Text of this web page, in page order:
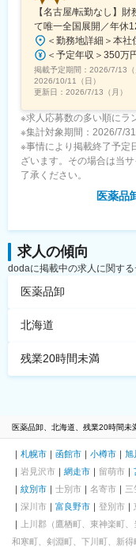
【名古屋/転勤なし】
て唯一全国展開／年休
掲載予定期間： 2026/7/13（
2026/10/11（日）
更新日： 2026/7/13（月）
※求人応募数の多い順にラ
※集計対象期間：2026/7/
※事情により掲載終了予定
ざいます。その場合は当
了承ください。
医薬品
求人の傾向
dodaに掲載中の求人に関す
医薬品卸
北海道
残業20時間未満
医薬品卸、北海道、残業20時間
札幌市 函館市 小樽市 旭
岩見沢市
網走市 留萌市
紋別市
士別市 名寄市 三
深川市
富良野市 登別市
上川郡（鷹栖町、東神楽町
和寒町、剣淵町、下川町、新得